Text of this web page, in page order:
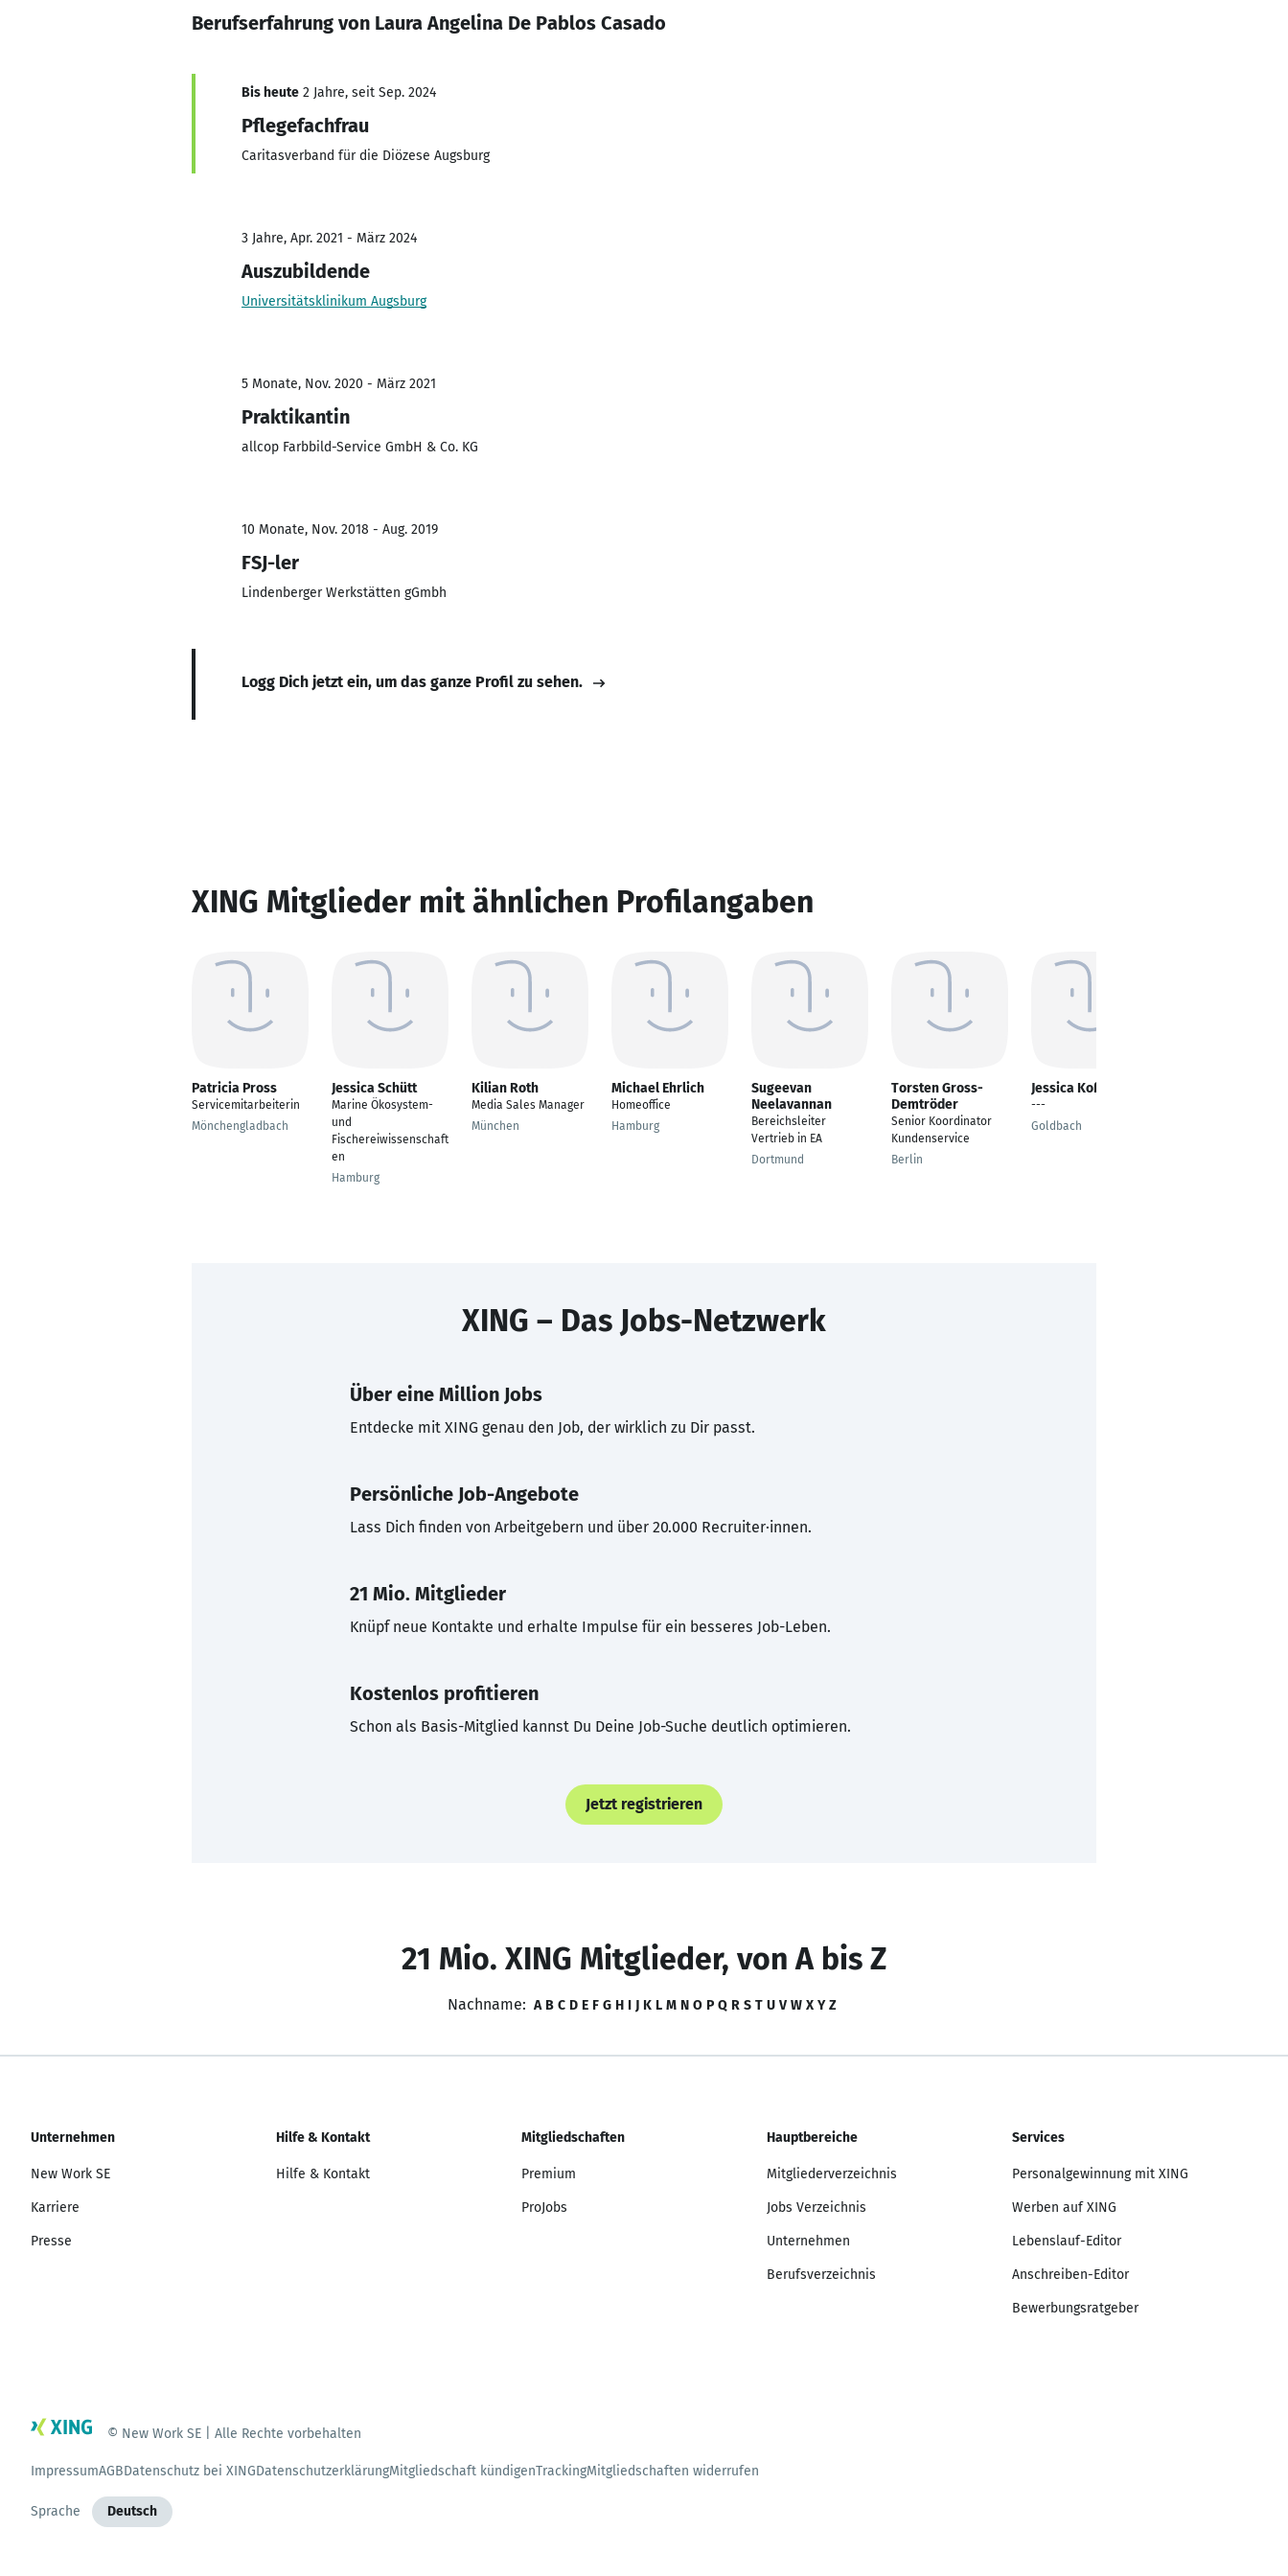
Berufserfahrung von Laura Angelina De Pablos Casado
Bis heute 2 Jahre, seit Sep. 2024
Pflegefachfrau
Caritasverband für die Diözese Augsburg
3 Jahre, Apr. 2021 - März 2024
Auszubildende
Universitätsklinikum Augsburg
5 Monate, Nov. 2020 - März 2021
Praktikantin
allcop Farbbild-Service GmbH & Co. KG
10 Monate, Nov. 2018 - Aug. 2019
FSJ-ler
Lindenberger Werkstätten gGmbh
Logg Dich jetzt ein, um das ganze Profil zu sehen.
XING Mitglieder mit ähnlichen Profilangaben
Patricia Pross
Servicemitarbeiterin
Mönchengladbach
Jessica Schütt
Marine Ökosystem-
und
Fischereiwissenschaft
en
Hamburg
Kilian Roth
Media Sales Manager
München
Michael Ehrlich
Homeoffice
Hamburg
Sugeevan
Neelavannan
Bereichsleiter
Vertrieb in EA
Dortmund
Torsten Gross-
Demtröder
Senior Koordinator
Kundenservice
Berlin
Jessica Koßack
---
Goldbach
XING – Das Jobs-Netzwerk
Über eine Million Jobs
Entdecke mit XING genau den Job, der wirklich zu Dir passt.
Persönliche Job-Angebote
Lass Dich finden von Arbeitgebern und über 20.000 Recruiter·innen.
21 Mio. Mitglieder
Knüpf neue Kontakte und erhalte Impulse für ein besseres Job-Leben.
Kostenlos profitieren
Schon als Basis-Mitglied kannst Du Deine Job-Suche deutlich optimieren.
Jetzt registrieren
21 Mio. XING Mitglieder, von A bis Z
Nachname: A B C D E F G H I J K L M N O P Q R S T U V W X Y Z
Unternehmen
New Work SE
Karriere
Presse
Hilfe & Kontakt
Hilfe & Kontakt
Mitgliedschaften
Premium
ProJobs
Hauptbereiche
Mitgliederverzeichnis
Jobs Verzeichnis
Unternehmen
Berufsverzeichnis
Services
Personalgewinnung mit XING
Werben auf XING
Lebenslauf-Editor
Anschreiben-Editor
Bewerbungsratgeber
© New Work SE | Alle Rechte vorbehalten
ImpressumAGBDatenschutz bei XINGDatenschutzerklärungMitgliedschaft kündigenTrackingMitgliedschaften widerrufen
Sprache Deutsch